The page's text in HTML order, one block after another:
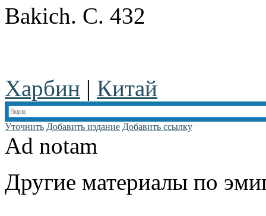
Bakich. С. 432
Харбин | Китай
Уточнить Добавить издание Добавить ссылку
Ad notam
Другие материалы по